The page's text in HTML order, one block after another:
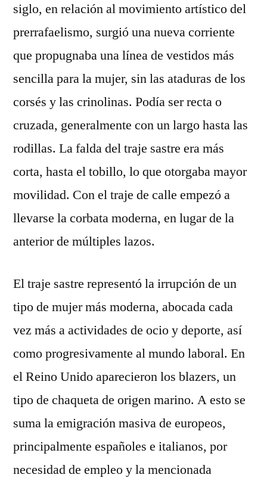
siglo, en relación al movimiento artístico del
prerrafaelismo, surgió una nueva corriente
que propugnaba una línea de vestidos más
sencilla para la mujer, sin las ataduras de los
corsés y las crinolinas. Podía ser recta o
cruzada, generalmente con un largo hasta las
rodillas. La falda del traje sastre era más
corta, hasta el tobillo, lo que otorgaba mayor
movilidad. Con el traje de calle empezó a
llevarse la corbata moderna, en lugar de la
anterior de múltiples lazos.
El traje sastre representó la irrupción de un
tipo de mujer más moderna, abocada cada
vez más a actividades de ocio y deporte, así
como progresivamente al mundo laboral. En
el Reino Unido aparecieron los blazers, un
tipo de chaqueta de origen marino. A esto se
suma la emigración masiva de europeos,
principalmente españoles e italianos, por
necesidad de empleo y la mencionada